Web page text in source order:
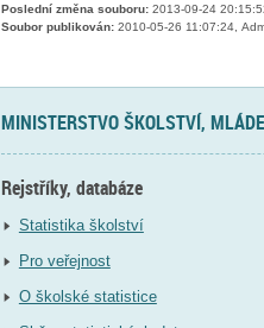
Poslední změna souboru:2013-09-24
Soubor publikován:2010-05-26 11:07:24,
MINISTERSTVO ŠKOLSTVÍ,
Rejstříky, databáze
Statistika školství
Pro veřejnost
O školské statistice